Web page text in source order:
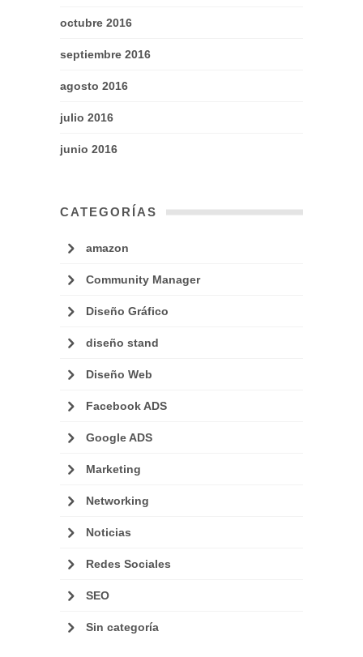
octubre 2016
septiembre 2016
agosto 2016
julio 2016
junio 2016
CATEGORÍAS
amazon
Community Manager
Diseño Gráfico
diseño stand
Diseño Web
Facebook ADS
Google ADS
Marketing
Networking
Noticias
Redes Sociales
SEO
Sin categoría